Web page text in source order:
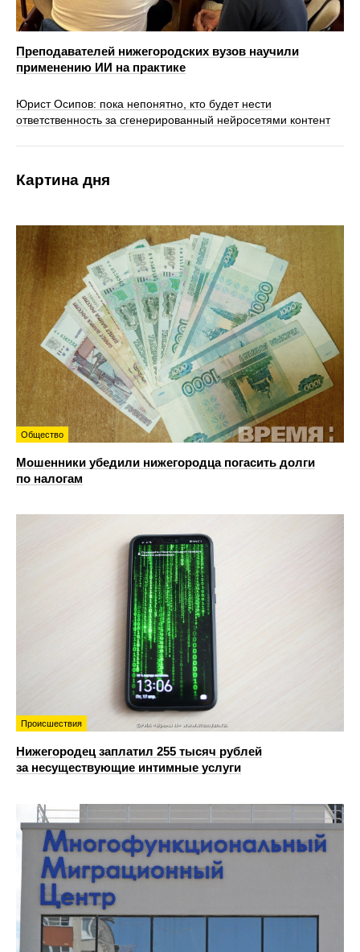
Преподавателей нижегородских вузов научили
применению ИИ на практике
Юрист Осипов: пока непонятно, кто будет нести
ответственность за сгенерированный нейросетями контент
Картина дня
Общество
Мошенники убедили нижегородца погасить долги
по налогам
Происшествия
Нижегородец заплатил 255 тысяч рублей
за несуществующие интимные услуги